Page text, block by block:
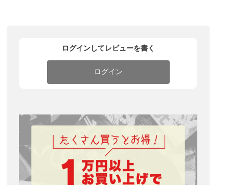
ログインしてレビューを書く
ログイン